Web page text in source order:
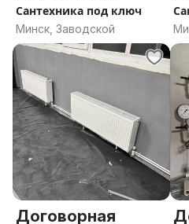
Сантехника под ключ
Минск, Заводской
Договорная